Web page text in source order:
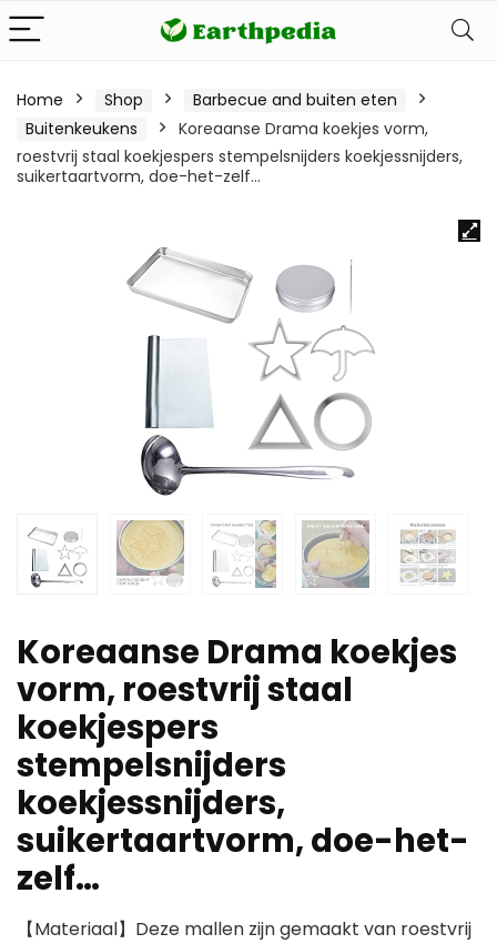
Home Shop
Barbecue and buiten eten
Buitenkeukens
Koreaanse Drama koekjes vorm,
roestvrij staal koekjespers stempelsnijders koekjessnijders,
suikertaartvorm, doe-het-zelf…
Koreaanse Drama koekjes
vorm, roestvrij staal
koekjespers
stempelsnijders
koekjessnijders,
suikertaartvorm, doe-het-
zelf…
【Materiaal】Deze mallen zijn gemaakt van roestvrij